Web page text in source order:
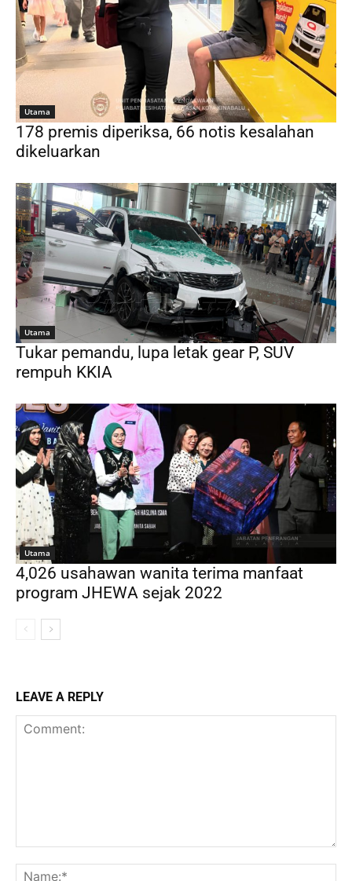
Utama
178 premis diperiksa, 66 notis kesalahan
dikeluarkan
Utama
Tukar pemandu, lupa letak gear P, SUV
rempuh KKIA
Utama
4,026 usahawan wanita terima manfaat
program JHEWA sejak 2022
LEAVE A REPLY